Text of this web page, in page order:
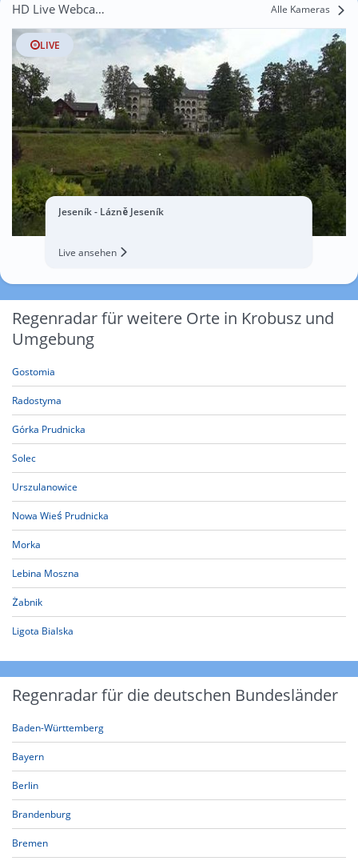
HD Live Webcams Krobusz Alle Kameras
LIVE
Jeseník - Lázně Jeseník
Live ansehen
Regenradar für weitere Orte in Krobusz und
Umgebung
Gostomia
Radostyma
Górka Prudnicka
Solec
Urszulanowice
Nowa Wieś Prudnicka
Morka
Lebina Moszna
Żabnik
Ligota Bialska
Regenradar für die deutschen Bundesländer
Baden-Württemberg
Bayern
Berlin
Brandenburg
Bremen